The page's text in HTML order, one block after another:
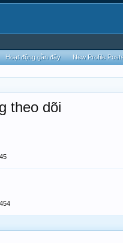
theo dõi
454
Hoạt động gần đây New Profile